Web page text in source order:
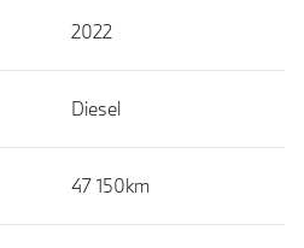
2022
Diesel
47 150km